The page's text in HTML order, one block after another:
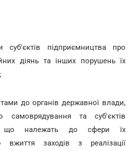
суб'єктів підприємництва про
діянь та інших порушень їх
до органів державної влади,
самоврядування та суб'єктів
що належать до сфери їх
вжиття заходів з реалізації